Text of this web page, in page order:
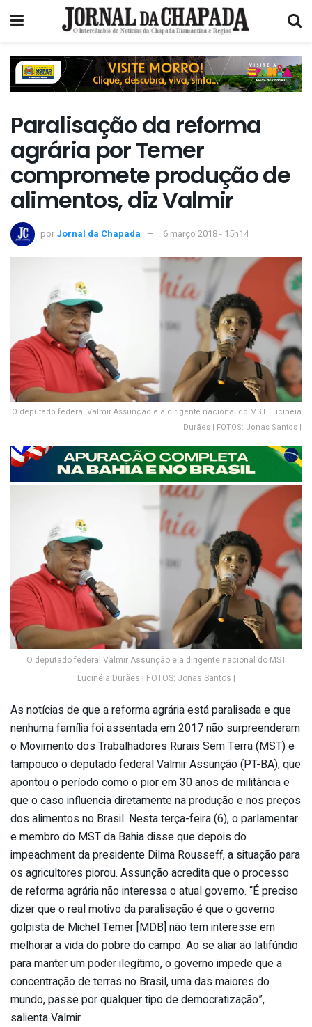
Paralisação da reforma
agrária por Temer
compromete produção de
alimentos, diz Valmir
por Jornal da Chapada 6 março 2018 - 15h14
O deputado federal Valmir Assunção e a dirigente nacional do MST Lucinéia
Durães | FOTOS: Jonas Santos |
O deputado federal Valmir Assunção e a dirigente nacional do MST
Lucinéia Durães | FOTOS: Jonas Santos |
As notícias de que a reforma agrária está paralisada e que
nenhuma família foi assentada em 2017 não surpreenderam
o Movimento dos Trabalhadores Rurais Sem Terra (MST) e
tampouco o deputado federal Valmir Assunção (PT-BA), que
apontou o período como o pior em 30 anos de militância e
que o caso influencia diretamente na produção e nos preços
dos alimentos no Brasil. Nesta terça-feira (6), o parlamentar
e membro do MST da Bahia disse que depois do
impeachment da presidente Dilma Rousseff, a situação para
os agricultores piorou. Assunção acredita que o processo
de reforma agrária não interessa o atual governo. “É preciso
dizer que o real motivo da paralisação é que o governo
golpista de Michel Temer [MDB] não tem interesse em
melhorar a vida do pobre do campo. Ao se aliar ao latifúndio
para manter um poder ilegítimo, o governo impede que a
concentração de terras no Brasil, uma das maiores do
mundo, passe por qualquer tipo de democratização”,
salienta Valmir.